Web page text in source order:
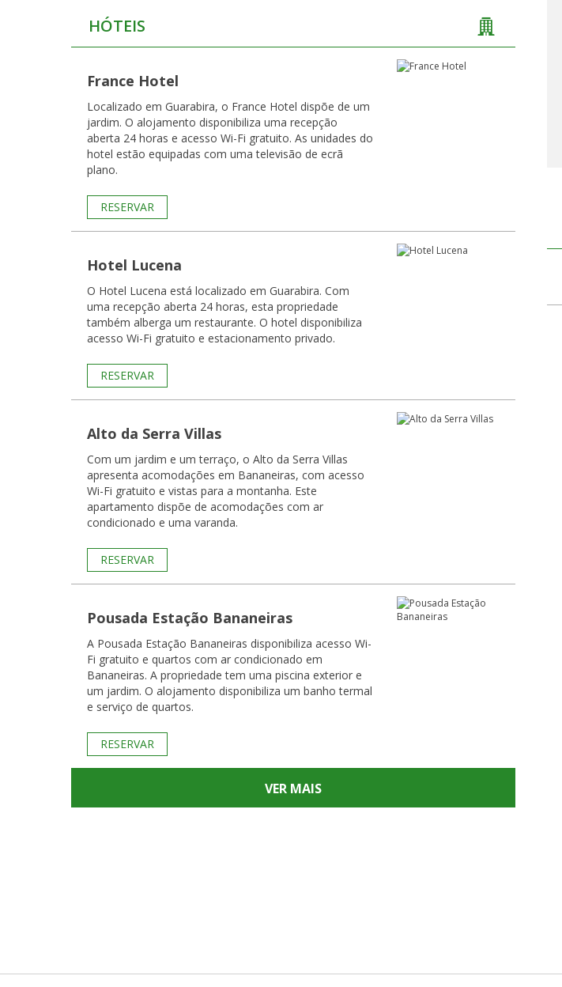
HÓTEIS
France Hotel
Localizado em Guarabira, o France Hotel dispõe de um
jardim. O alojamento disponibiliza uma recepção
aberta 24 horas e acesso Wi-Fi gratuito. As unidades do
hotel estão equipadas com uma televisão de ecrã
plano.
RESERVAR
Hotel Lucena
O Hotel Lucena está localizado em Guarabira. Com
uma recepção aberta 24 horas, esta propriedade
também alberga um restaurante. O hotel disponibiliza
acesso Wi-Fi gratuito e estacionamento privado.
RESERVAR
Alto da Serra Villas
Com um jardim e um terraço, o Alto da Serra Villas
apresenta acomodações em Bananeiras, com acesso
Wi-Fi gratuito e vistas para a montanha. Este
apartamento dispõe de acomodações com ar
condicionado e uma varanda.
RESERVAR
Pousada Estação Bananeiras
A Pousada Estação Bananeiras disponibiliza acesso Wi-
Fi gratuito e quartos com ar condicionado em
Bananeiras. A propriedade tem uma piscina exterior e
um jardim. O alojamento disponibiliza um banho termal
e serviço de quartos.
RESERVAR
VER MAIS